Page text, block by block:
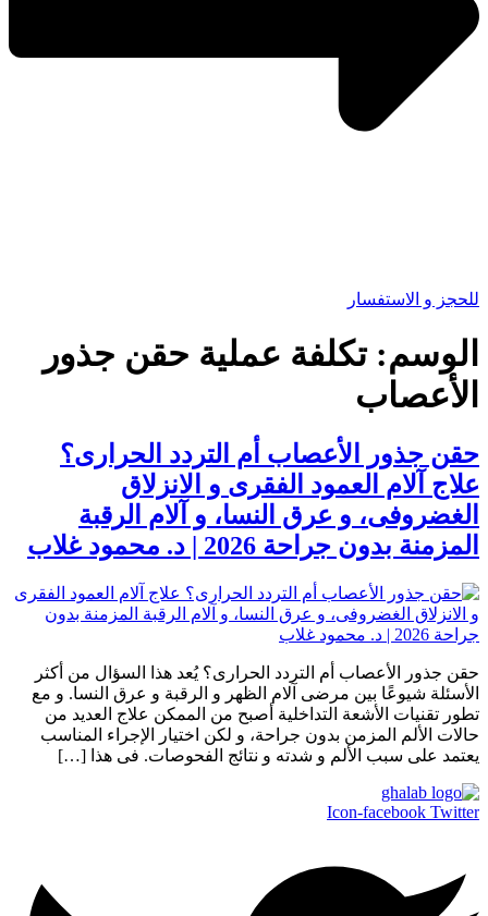
للحجز و الاستفسار
الوسم:تكلفة عملية حقن جذور
الأعصاب
حقن جذور الأعصاب أم التردد الحرارى؟
علاج آلام العمود الفقرى و الانزلاق
الغضروفى، و عرق النسا، و آلام الرقبة
المزمنة بدون جراحة 2026 | د. محمود غلاب
حقن جذور الأعصاب أم التردد الحرارى؟ يُعد هذا السؤال من أكثر
الأسئلة شيوعًا بين مرضى آلام الظهر و الرقبة و عرق النسا. و مع
تطور تقنيات الأشعة التداخلية أصبح من الممكن علاج العديد من
حالات الألم المزمن بدون جراحة، و لكن اختيار الإجراء المناسب
يعتمد على سبب الألم و شدته و نتائج الفحوصات. فى هذا […]
Icon-facebook Twitter